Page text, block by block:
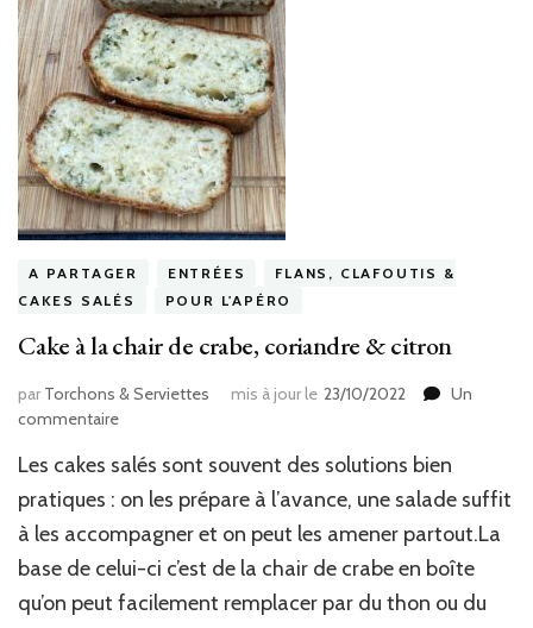
A PARTAGER ENTRÉES
FLANS, CLAFOUTIS &
CAKES SALÉS
POUR L'APÉRO
Cake à la chair de crabe, coriandre & citron
par Torchons & Serviettes mis à jour le 23/10/2022
Un
commentairesur
à
la
de
crabe,
coriandre
&
Les cakes salés sont souvent des solutions bien
pratiques : on les prépare à l’avance, une salade suffit
à les accompagner et on peut les amener partout.La
base de celui-ci c’est de la chair de crabe en boîte
qu’on peut facilement remplacer par du thon ou du